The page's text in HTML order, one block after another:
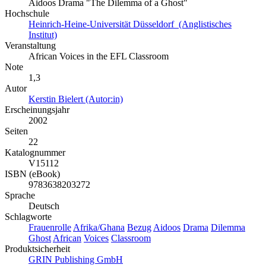
Aidoos Drama "The Dilemma of a Ghost"
Hochschule
Heinrich-Heine-Universität Düsseldorf (Anglistisches
Institut)
Veranstaltung
African Voices in the EFL Classroom
Note
1,3
Autor
Kerstin Bielert (Autor:in)
Erscheinungsjahr
2002
Seiten
22
Katalognummer
V15112
ISBN (eBook)
9783638203272
Sprache
Deutsch
Schlagworte
Frauenrolle Afrika/Ghana Bezug Aidoos Drama Dilemma
Ghost African Voices Classroom
Produktsicherheit
GRIN Publishing GmbH